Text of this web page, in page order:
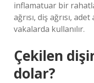
inflamatuar bir
ağrısı, diş ağrısı,
vakalarda kullanılır.
Çekilen
dolar?